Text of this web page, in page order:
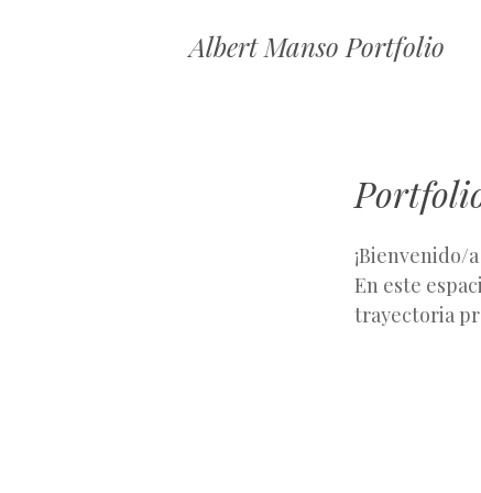
Albert Manso Portfolio
¡Bienvenido/
En este
trayectoria